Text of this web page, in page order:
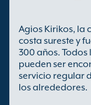
Agios Kirikos, la
costa sureste y
300 años.
pueden ser
servicio regular
los alrededores.